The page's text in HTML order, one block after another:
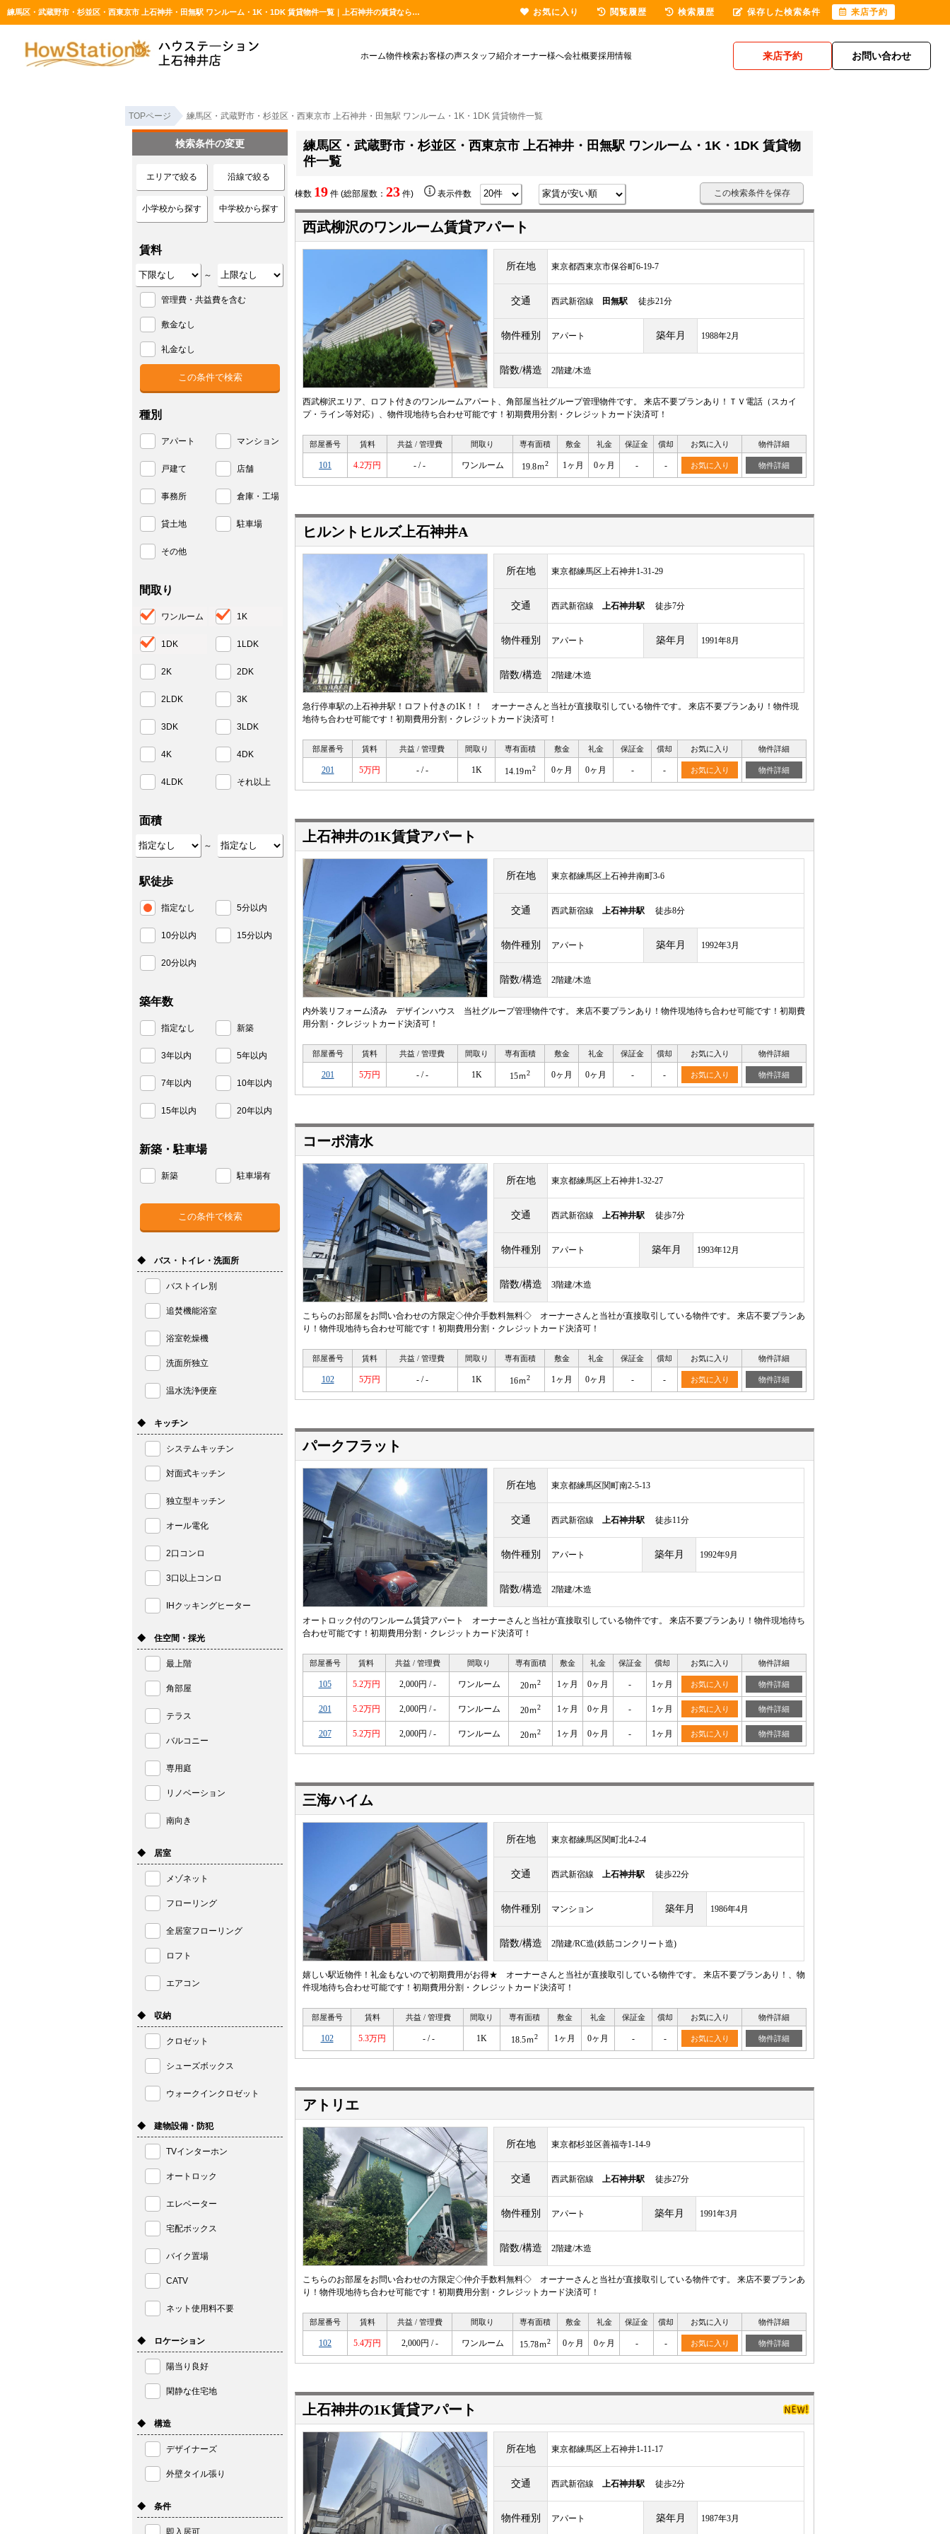
練馬区・武蔵野市・杉並区・西東京市 上石神井・田無駅 ワンルーム・1K・1DK 賃貸物件一覧｜上石神井の賃貸ならハウステーション上石神井店
ホーム物件検索お客様の声スタッフ紹介オーナー様へ会社概要採用情報 来店予約 お問い合わせ
TOPページ 練馬区・武蔵野市・杉並区・西東京市 上石神井・田無駅 ワンルーム・1K・1DK 賃貸物件一覧
練馬区・武蔵野市・杉並区・西東京市 上石神井・田無駅 ワンルーム・1K・1DK 賃貸物
件一覧
棟数 19 件 (総部屋数： 23 件) 表示件数 この検索条件を保存
西武柳沢のワンルーム賃貸アパート
所在地 東京都西東京市保谷町6-19-7
交通 西武新宿線 田無駅 徒歩21分
物件種別 アパート 築年月 1988年2月
階数/構造 2階建/木造
西武柳沢エリア、ロフト付きのワンルームアパート、角部屋当社グループ管理物件です。 来店不要プランあり！ＴＶ電話（スカイ
プ・ライン等対応）、物件現地待ち合わせ可能です！初期費用分割・クレジットカード決済可！
部屋番号 賃料 共益 / 管理費 間取り 専有面積 敷金 礼金 保証金 償却 お気に入り 物件詳細
101 4.2万円 - / - ワンルーム 19.8ｍ2 1ヶ月 0ヶ月 - - お気に入り 物件詳細
ヒルントヒルズ上石神井A
所在地 東京都練馬区上石神井1-31-29
交通 西武新宿線 上石神井駅 徒歩7分
物件種別 アパート 築年月 1991年8月
階数/構造 2階建/木造
急行停車駅の上石神井駅！ロフト付きの1K！！ オーナーさんと当社が直接取引している物件です。 来店不要プランあり！物件現
地待ち合わせ可能です！初期費用分割・クレジットカード決済可！
部屋番号 賃料 共益 / 管理費 間取り 専有面積 敷金 礼金 保証金 償却 お気に入り 物件詳細
201 5万円 - / - 1K 14.19ｍ2 0ヶ月 0ヶ月 - - お気に入り 物件詳細
上石神井の1K賃貸アパート
所在地 東京都練馬区上石神井南町3-6
交通 西武新宿線 上石神井駅 徒歩8分
物件種別 アパート 築年月 1992年3月
階数/構造 2階建/木造
内外装リフォーム済み デザインハウス 当社グループ管理物件です。 来店不要プランあり！物件現地待ち合わせ可能です！初期費
用分割・クレジットカード決済可！
部屋番号 賃料 共益 / 管理費 間取り 専有面積 敷金 礼金 保証金 償却 お気に入り 物件詳細
201 5万円 - / - 1K 15ｍ2 0ヶ月 0ヶ月 - - お気に入り 物件詳細
コーポ清水
所在地 東京都練馬区上石神井1-32-27
交通 西武新宿線 上石神井駅 徒歩7分
物件種別 アパート 築年月 1993年12月
階数/構造 3階建/木造
こちらのお部屋をお問い合わせの方限定◇仲介手数料無料◇ オーナーさんと当社が直接取引している物件です。 来店不要プランあ
り！物件現地待ち合わせ可能です！初期費用分割・クレジットカード決済可！
部屋番号 賃料 共益 / 管理費 間取り 専有面積 敷金 礼金 保証金 償却 お気に入り 物件詳細
102 5万円 - / - 1K 16ｍ2 1ヶ月 0ヶ月 - - お気に入り 物件詳細
パークフラット
所在地 東京都練馬区関町南2-5-13
交通 西武新宿線 上石神井駅 徒歩11分
物件種別 アパート 築年月 1992年9月
階数/構造 2階建/木造
オートロック付のワンルーム賃貸アパート オーナーさんと当社が直接取引している物件です。 来店不要プランあり！物件現地待ち
合わせ可能です！初期費用分割・クレジットカード決済可！
部屋番号 賃料 共益 / 管理費 間取り 専有面積 敷金 礼金 保証金 償却 お気に入り 物件詳細
105 5.2万円 2,000円 / - ワンルーム 20ｍ2 1ヶ月 0ヶ月 - 1ヶ月 お気に入り 物件詳細
201 5.2万円 2,000円 / - ワンルーム 20ｍ2 1ヶ月 0ヶ月 - 1ヶ月 お気に入り 物件詳細
207 5.2万円 2,000円 / - ワンルーム 20ｍ2 1ヶ月 0ヶ月 - 1ヶ月 お気に入り 物件詳細
三海ハイム
所在地 東京都練馬区関町北4-2-4
交通 西武新宿線 上石神井駅 徒歩22分
物件種別 マンション 築年月 1986年4月
階数/構造 2階建/RC造(鉄筋コンクリート造)
嬉しい駅近物件！礼金もないので初期費用がお得★ オーナーさんと当社が直接取引している物件です。 来店不要プランあり！、物
件現地待ち合わせ可能です！初期費用分割・クレジットカード決済可！
部屋番号 賃料 共益 / 管理費 間取り 専有面積 敷金 礼金 保証金 償却 お気に入り 物件詳細
102 5.3万円 - / - 1K 18.5ｍ2 1ヶ月 0ヶ月 - - お気に入り 物件詳細
アトリエ
所在地 東京都杉並区善福寺1-14-9
交通 西武新宿線 上石神井駅 徒歩27分
物件種別 アパート 築年月 1991年3月
階数/構造 2階建/木造
こちらのお部屋をお問い合わせの方限定◇仲介手数料無料◇ オーナーさんと当社が直接取引している物件です。 来店不要プランあ
り！物件現地待ち合わせ可能です！初期費用分割・クレジットカード決済可！
部屋番号 賃料 共益 / 管理費 間取り 専有面積 敷金 礼金 保証金 償却 お気に入り 物件詳細
102 5.4万円 2,000円 / - ワンルーム 15.78ｍ2 0ヶ月 0ヶ月 - - お気に入り 物件詳細
上石神井の1K賃貸アパート
所在地 東京都練馬区上石神井1-11-17
交通 西武新宿線 上石神井駅 徒歩2分
物件種別 アパート 築年月 1987年3月
検索条件の変更
エリアで絞る 沿線で絞る
小学校から探す 中学校から探す
賃料
～
管理費・共益費を含む
敷金なし
礼金なし
種別
アパート マンション
戸建て 店舗
事務所 倉庫・工場
貸土地 駐車場
その他
間取り
ワンルーム 1K
1DK 1LDK
2K 2DK
2LDK 3K
3DK 3LDK
4K 4DK
4LDK それ以上
面積
～
駅徒歩
指定なし 5分以内
10分以内 15分以内
20分以内
築年数
指定なし 新築
3年以内 5年以内
7年以内 10年以内
15年以内 20年以内
新築・駐車場
新築 駐車場有
◆ バス・トイレ・洗面所
バストイレ別
追焚機能浴室
浴室乾燥機
洗面所独立
温水洗浄便座
◆ キッチン
システムキッチン
対面式キッチン
独立型キッチン
オール電化
2口コンロ
3口以上コンロ
IHクッキングヒーター
◆ 住空間・採光
最上階
角部屋
テラス
バルコニー
専用庭
リノベーション
南向き
◆ 居室
メゾネット
フローリング
全居室フローリング
ロフト
エアコン
◆ 収納
クロゼット
シューズボックス
ウォークインクロゼット
◆ 建物設備・防犯
TVインターホン
オートロック
エレベーター
宅配ボックス
バイク置場
CATV
ネット使用料不要
◆ ロケーション
陽当り良好
閑静な住宅地
◆ 構造
デザイナーズ
外壁タイル張り
◆ 条件
即入居可
お気に入り 閲覧履歴 検索履歴 保存した検索条件 来店予約